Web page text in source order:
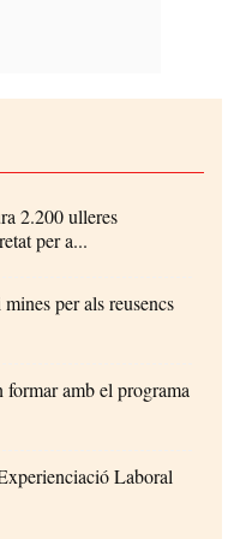
2.200 ulleres
per a...
per als reusencs
formar amb el programa
Laboral